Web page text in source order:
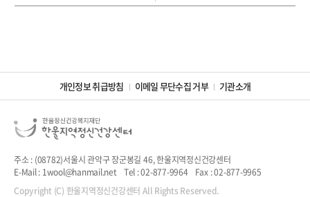
개인정보 취급방침 이메일 무단수집 거부 기관소개
주소 : (08782)서울시 관악구 장군봉길 46, 한울지역정신건강센터
E-Mail : 1wool@hanmail.net Tel : 02-877-9964
Fax : 02-877-9965
Copyright (C) 한울지역정신건강센터 All Rights Reserved.